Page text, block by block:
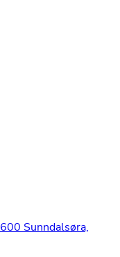
på vegne av
Sunndalsøra,